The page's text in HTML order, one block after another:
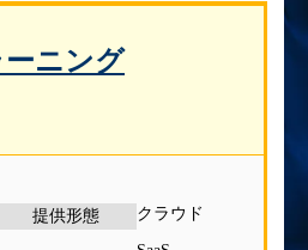
ーニング
提供形態 クラウド